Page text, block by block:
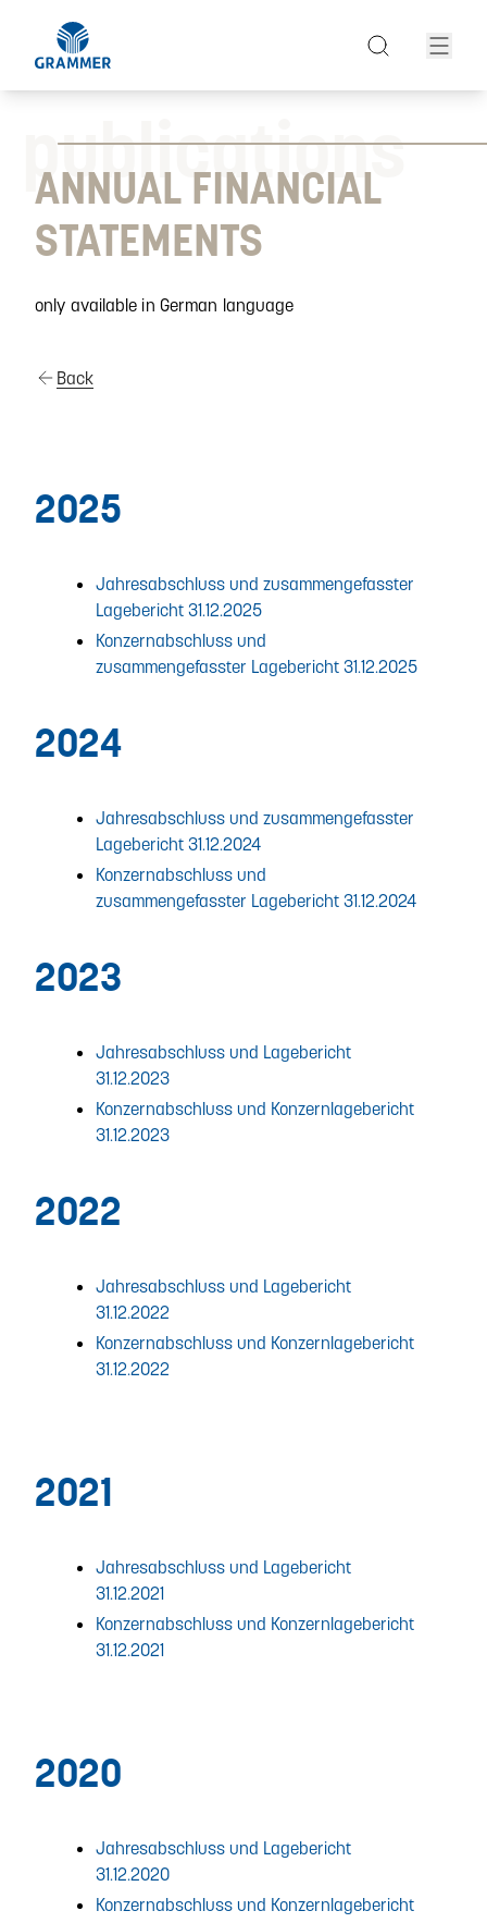
publications
ANNUAL FINANCIAL
STATEMENTS
only available in German language
Back
2025
Jahresabschluss und zusammengefasster
Lagebericht 31.12.2025
Konzernabschluss und
zusammengefasster Lagebericht 31.12.2025
2024
Jahresabschluss und zusammengefasster
Lagebericht 31.12.2024
Konzernabschluss und
zusammengefasster Lagebericht 31.12.2024
2023
Jahresabschluss und Lagebericht
31.12.2023
Konzernabschluss und Konzernlagebericht
31.12.2023
2022
Jahresabschluss und Lagebericht
31.12.2022
Konzernabschluss und Konzernlagebericht
31.12.2022
2021
Jahresabschluss und Lagebericht
31.12.2021
Konzernabschluss und Konzernlagebericht
31.12.2021
2020
Jahresabschluss und Lagebericht
31.12.2020
Konzernabschluss und Konzernlagebericht